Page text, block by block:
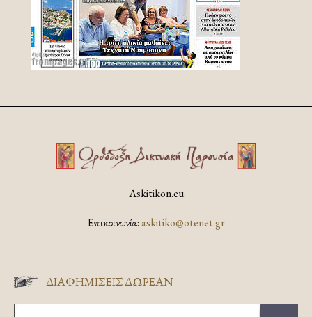
Askitikon.eu
Επικοινωνία:askitiko@otenet.gr
ΔΙΑΦΗΜΊΣΕΙΣ ΔΩΡΕΆΝ